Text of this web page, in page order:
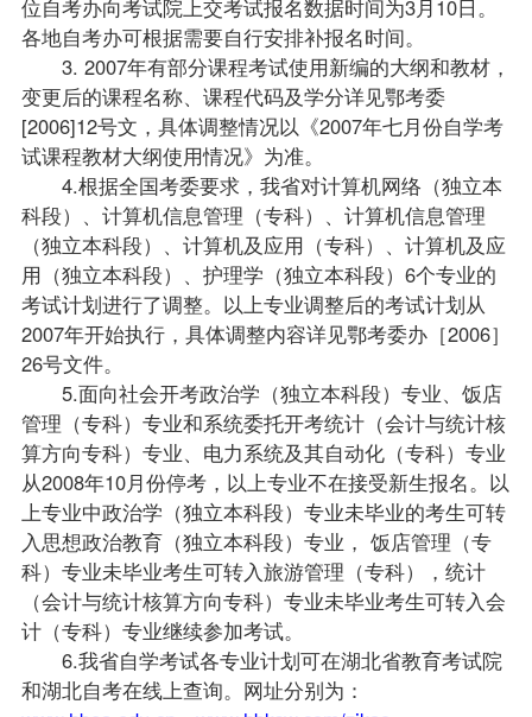
位自考办向考试院上交考试报名数据时间为3月10日。
各地自考办可根据需要自行安排补报名时间。
3. 2007年有部分课程考试使用新编的大纲和教材，
变更后的课程名称、课程代码及学分详见鄂考委
[2006]12号文，具体调整情况以《2007年七月份自学考
试课程教材大纲使用情况》为准。
4.根据全国考委要求，我省对计算机网络（独立本
科段）、 计算机信息管理（专科） 、计算机信息管理
（独立本科段）、 计算机及应用（专科） 、计算机及应
用（独立本科段）、护理学（独立本科段）6个专业的
考试计划进行了调整。以上专业调整后的考试计划从
2007年开始执行，具体调整内容详见鄂考委办［2006］
26号文件。
5.面向社会开考政治学（独立本科段）专业、饭店
管理（专科）专业和系统委托开考统计（会计与统计核
算方向专科）专业、电力系统及其自动化（专科）专业
从2008年10月份停考，以上专业不在接受新生报名。以
上专业中政治学（独立本科段）专业未毕业的考生可转
入思想政治教育（独立本科段）专业， 饭店管理（专
科）专业未毕业考生可转入旅游管理（专科），统计
（会计与统计核算方向专科）专业未毕业考生可转入会
计（专科） 专业继续参加考试。
6.我省自学考试各专业计划可在湖北省教育考试院
和湖北自考在线上查询。网址分别为：